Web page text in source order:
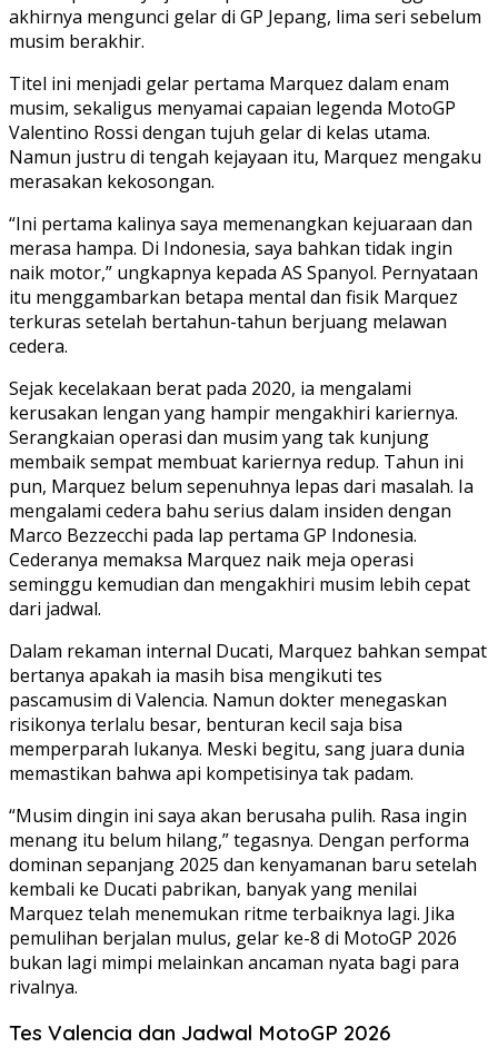
akhirnya mengunci gelar di GP Jepang, lima seri sebelum
musim berakhir.
Titel ini menjadi gelar pertama Marquez dalam enam
musim, sekaligus menyamai capaian legenda MotoGP
Valentino Rossi dengan tujuh gelar di kelas utama.
Namun justru di tengah kejayaan itu, Marquez mengaku
merasakan kekosongan.
“Ini pertama kalinya saya memenangkan kejuaraan dan
merasa hampa. Di Indonesia, saya bahkan tidak ingin
naik motor,” ungkapnya kepada AS Spanyol. Pernyataan
itu menggambarkan betapa mental dan fisik Marquez
terkuras setelah bertahun-tahun berjuang melawan
cedera.
Sejak kecelakaan berat pada 2020, ia mengalami
kerusakan lengan yang hampir mengakhiri kariernya.
Serangkaian operasi dan musim yang tak kunjung
membaik sempat membuat kariernya redup. Tahun ini
pun, Marquez belum sepenuhnya lepas dari masalah. Ia
mengalami cedera bahu serius dalam insiden dengan
Marco Bezzecchi pada lap pertama GP Indonesia.
Cederanya memaksa Marquez naik meja operasi
seminggu kemudian dan mengakhiri musim lebih cepat
dari jadwal.
Dalam rekaman internal Ducati, Marquez bahkan sempat
bertanya apakah ia masih bisa mengikuti tes
pascamusim di Valencia. Namun dokter menegaskan
risikonya terlalu besar, benturan kecil saja bisa
memperparah lukanya. Meski begitu, sang juara dunia
memastikan bahwa api kompetisinya tak padam.
“Musim dingin ini saya akan berusaha pulih. Rasa ingin
menang itu belum hilang,” tegasnya. Dengan performa
dominan sepanjang 2025 dan kenyamanan baru setelah
kembali ke Ducati pabrikan, banyak yang menilai
Marquez telah menemukan ritme terbaiknya lagi. Jika
pemulihan berjalan mulus, gelar ke-8 di MotoGP 2026
bukan lagi mimpi melainkan ancaman nyata bagi para
rivalnya.
Tes Valencia dan Jadwal MotoGP 2026